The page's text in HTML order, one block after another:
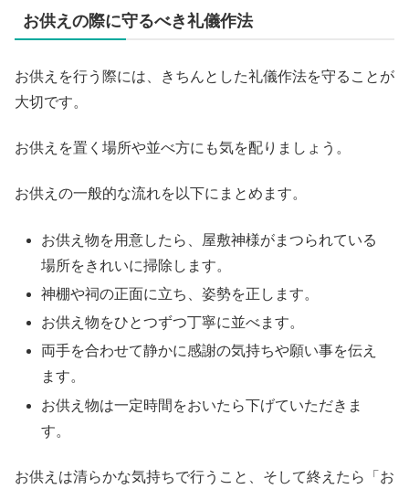
お供えの際に守るべき礼儀作法
お供えを行う際には、きちんとした礼儀作法を守ることが
大切です。
お供えを置く場所や並べ方にも気を配りましょう。
お供えの一般的な流れを以下にまとめます。
お供え物を用意したら、屋敷神様がまつられている
場所をきれいに掃除します。
神棚や祠の正面に立ち、姿勢を正します。
お供え物をひとつずつ丁寧に並べます。
両手を合わせて静かに感謝の気持ちや願い事を伝え
ます。
お供え物は一定時間をおいたら下げていただきま
す。
お供えは清らかな気持ちで行うこと、そして終えたら「お